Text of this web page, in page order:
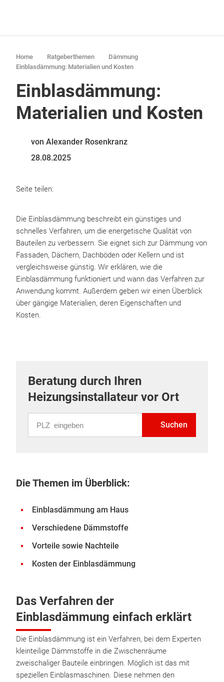
Home Ratgeberthemen
Dämmung
Einblasdämmung: Materialien und Kosten
Einblasdämmung:
Materialien und Kosten
von Alexander Rosenkranz
28.08.2025
Seite teilen:
Die Einblasdämmung beschreibt ein günstiges und
schnelles Verfahren, um die energetische Qualität von
Bauteilen zu verbessern. Sie eignet sich zur Dämmung von
Fassaden, Dächern, Dachböden oder Kellern und ist
vergleichsweise günstig. Wir erklären, wie die
Einblasdämmung funktioniert und wann das Verfahren zur
Anwendung kommt. Außerdem geben wir einen Überblick
über gängige Materialien, deren Eigenschaften und
Kosten.
Beratung durch Ihren
Heizungsinstallateur vor Ort
Suchen
Die Themen im Überblick:
Einblasdämmung am Haus
Verschiedene Dämmstoffe
Vorteile sowie Nachteile
Kosten der Einblasdämmung
Das Verfahren der
Einblasdämmung einfach erklärt
Die Einblasdämmung ist ein Verfahren, bei dem Experten
kleinteilige Dämmstoffe in die Zwischenräume
zweischaliger Bauteile einbringen. Möglich ist das mit
speziellen Einblasmaschinen. Diese nehmen den